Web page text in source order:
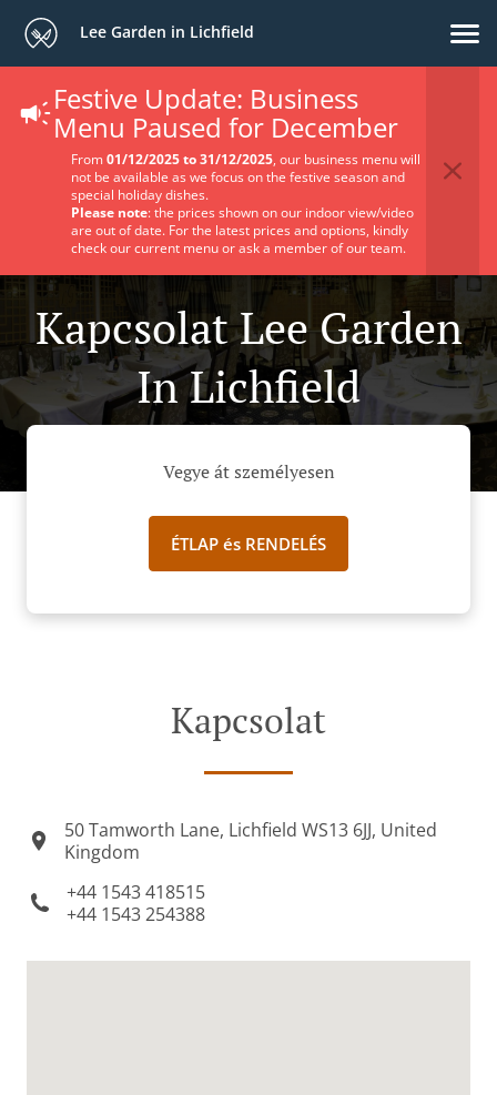
Lee Garden in Lichfield
Festive Update: Business
Menu Paused for December
From01/12/2025 to 31/12/2025, our business menu will
not be available as we focus on the festive season and
special holiday dishes.
Please note: the prices shown on our indoor view/video
are out of date. For the latest prices and options, kindly
check our current menu or ask a member of our team.
Kapcsolat Lee Garden
In Lichfield
Vegye át személyesen
ÉTLAP és RENDELÉS
Kapcsolat
50 Tamworth Lane, Lichfield WS13 6JJ, United
Kingdom
+44 1543 418515
+44 1543 254388